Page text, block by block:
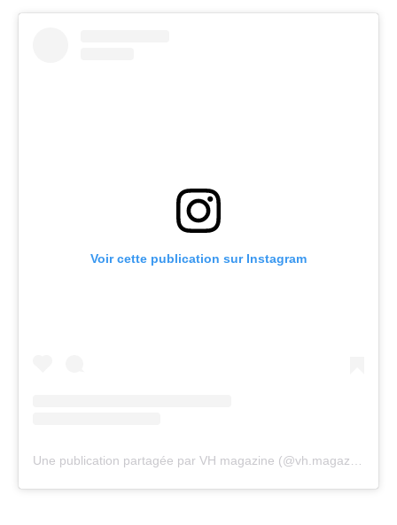
Voir cette publication sur Instagram